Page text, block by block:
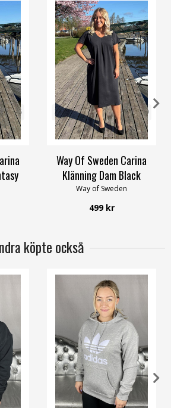
44/46
32/34 36/38 40/42 48/50
52/54 56/58
Way Of Sweden Carina
Klänning Dam Black
Way of Sweden
499 kr
köpte också
36 38